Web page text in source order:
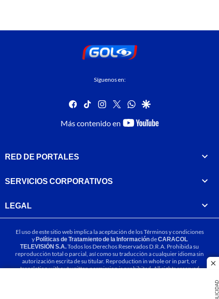
Síguenos en:
facebook
tiktok instagram
twitterwhatsapp
google
Más contenido en
youtube-
RED DE PORTALES
SERVICIOS CORPORATIVOS
LEGAL
El uso de este sitio web implica la aceptación de losTérminos y condiciones
yPolíticas de Tratamiento de la InformacióndeCARACOL
TELEVISIÓN S.A.Todos los Derechos Reservados D.R.A. Prohibida su
reproducción total o parcial, así como su traducción a cualquier idioma sin
autorización escrita de su titular. Reproduction in whole or in part, or
translation without written permission is prohibited. All rights reserved